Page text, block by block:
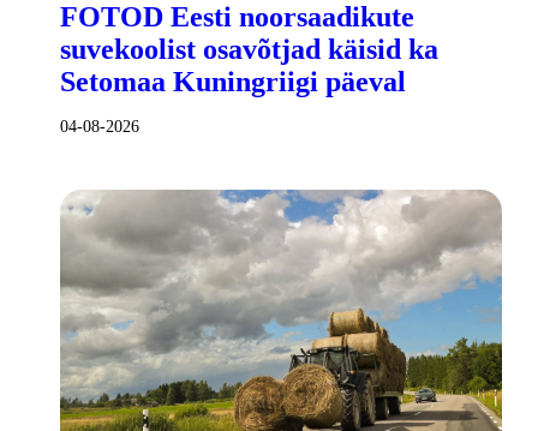
FOTOD Eesti noorsaadikute
suvekoolist osavõtjad käisid ka
Setomaa Kuningriigi päeval
04-08-2026